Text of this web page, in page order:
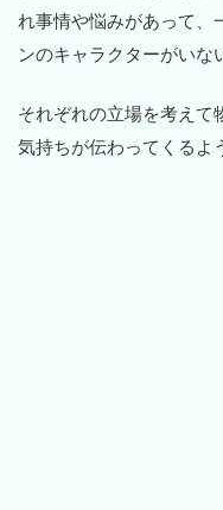
れ事情や悩みがあって、
ンのキャラクターがいな
それぞれの立場を考えて
気持ちが伝わってくるよ